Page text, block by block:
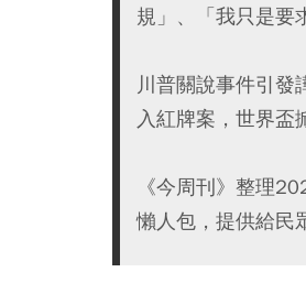
規」、「我只是要
川普關說事件引發
入紅牌案，世界盃
《今周刊》整理
懶人包，提供給民